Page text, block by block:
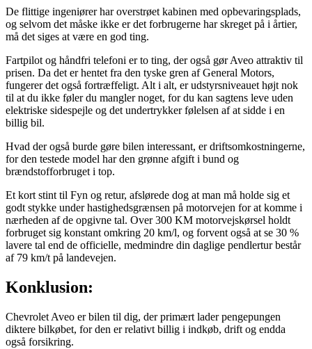
De flittige ingeniører har overstrøet kabinen med opbevaringsplads,
og selvom det måske ikke er det forbrugerne har skreget på i årtier,
må det siges at være en god ting.
Fartpilot og håndfri telefoni er to ting, der også gør Aveo attraktiv til
prisen. Da det er hentet fra den tyske gren af General Motors,
fungerer det også fortræffeligt. Alt i alt, er udstyrsniveauet højt nok
til at du ikke føler du mangler noget, for du kan sagtens leve uden
elektriske sidespejle og det undertrykker følelsen af at sidde i en
billig bil.
Hvad der også burde gøre bilen interessant, er driftsomkostningerne,
for den testede model har den grønne afgift i bund og
brændstofforbruget i top.
Et kort stint til Fyn og retur, afslørede dog at man må holde sig et
godt stykke under hastighedsgrænsen på motorvejen for at komme i
nærheden af de opgivne tal. Over 300 KM motorvejskørsel holdt
forbruget sig konstant omkring 20 km/l, og forvent også at se 30 %
lavere tal end de officielle, medmindre din daglige pendlertur består
af 79 km/t på landevejen.
Konklusion:
Chevrolet Aveo er bilen til dig, der primært lader pengepungen
diktere bilkøbet, for den er relativt billig i indkøb, drift og endda
også forsikring.